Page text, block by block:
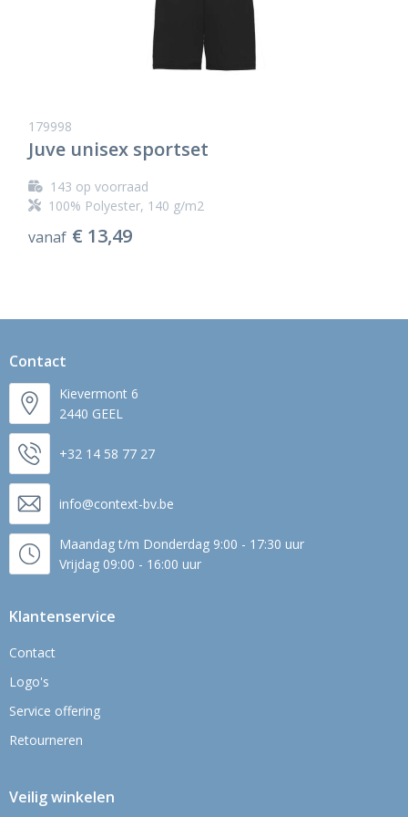
179998
Juve unisex sportset
143 op voorraad
100% Polyester, 140 g/m2
vanaf € 13,49
Contact
Kievermont 6
2440 GEEL
+32 14 58 77 27
info@context-bv.be
Maandag t/m Donderdag 9:00 - 17:30 uur
Vrijdag 09:00 - 16:00 uur
Klantenservice
Contact
Logo's
Service offering
Retourneren
Veilig winkelen